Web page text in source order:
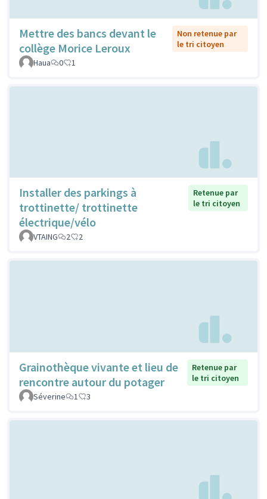
Mettre des bancs devant le
collège Morice Leroux
Non retenue par
le tri citoyen
Haua
0 1
Installer des parkings à
trottinette/ trottinette
électrique/vélo
Retenue par
le tri citoyen
VTAING 2 2
Grainothèque vivante et lieu de
rencontre autour du potager
Retenue par
le tri citoyen
Séverine
1 3